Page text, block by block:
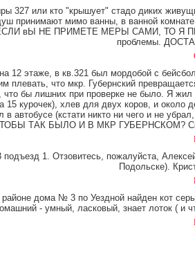
327 или кто "крышует" стадо диких
мимо ванны, в ванной комнате
ЕСЛИ вЫ НЕ ПРИМЕТЕ МЕРЫ САМИ, ТО
проблемы.
Около
12 этаже, в кв.321 был мордобой с
плевать, что мкр. Губернский
бы лишних при проверке не было. Я
15 курочек), хлев для двух коров, и
в автобусе (кстати никто ни чего и не
ТАК БЫЛО И В МКР ГУБЕРНСКОМ?
1. Отзовитесь, пожалуйста,
Подольске).
дома № 3 по Уездной найден кот
- умный, ласковый, знает лоток ( и